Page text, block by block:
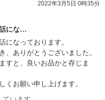
2022年3月5日 0時35分
にな…
になっております。
、ありがとうございました。
すと、良いお品かと存じま
くお願い申し上げます。